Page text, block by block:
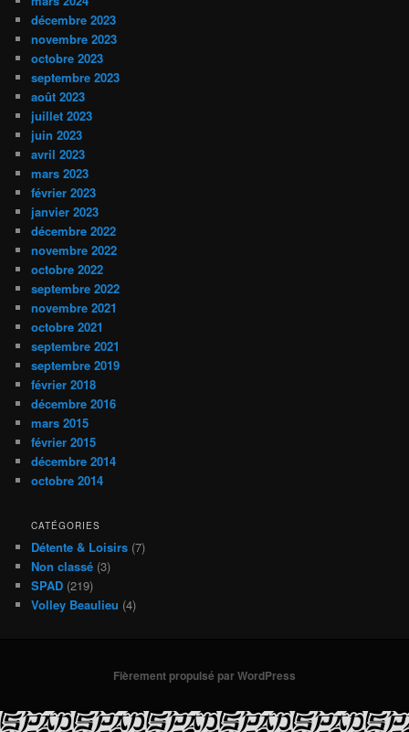
décembre 2023
novembre 2023
octobre 2023
septembre 2023
août 2023
juillet 2023
juin 2023
avril 2023
mars 2023
février 2023
janvier 2023
décembre 2022
novembre 2022
octobre 2022
septembre 2022
novembre 2021
octobre 2021
septembre 2021
septembre 2019
février 2018
décembre 2016
mars 2015
février 2015
décembre 2014
octobre 2014
CATÉGORIES
Détente & Loisirs (7)
Non classé (3)
SPAD (219)
Volley Beaulieu (4)
Fièrement propulsé par WordPress